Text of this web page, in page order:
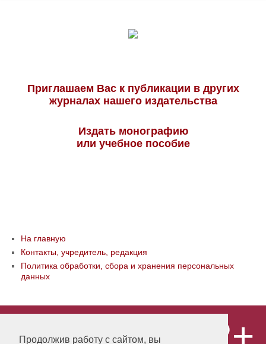
Продолжив работу с сайтом, вы
Приглашаем Вас к публикации в других
журналах нашего издательства
Издать монографию
или учебное пособие
На главную
Контакты, учредитель, редакция
Политика обработки, сбора и хранения персональных
данных
«Publishing company «World of science»,